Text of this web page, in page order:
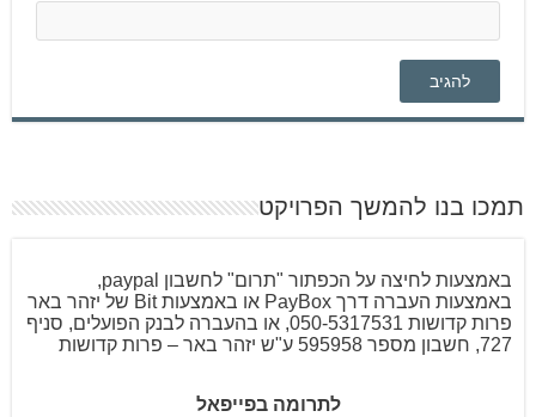
תמכו בנו להמשך הפרויקט
באמצעות לחיצה על הכפתור "תרום" לחשבון paypal,
באמצעות העברה דרך PayBox או באמצעות Bit של יזהר באר
פרות קדושות 050-5317531, או בהעברה לבנק הפועלים, סניף
727, חשבון מספר 595958 ע"ש יזהר באר – פרות קדושות
לתרומה בפייפאל